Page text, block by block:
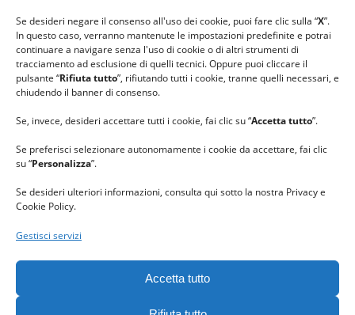
Se desideri negare il consenso all'uso dei cookie, puoi fare clic sulla “X”.
In questo caso, verranno mantenute le impostazioni predefinite e potrai
continuare a navigare senza l'uso di cookie o di altri strumenti di
tracciamento ad esclusione di quelli tecnici. Oppure puoi cliccare il
pulsante “Rifiuta tutto”, rifiutando tutti i cookie, tranne quelli necessari, e
chiudendo il banner di consenso.
Se, invece, desideri accettare tutti i cookie, fai clic su “Accetta tutto”.
Se preferisci selezionare autonomamente i cookie da accettare, fai clic
su “Personalizza”.
Se desideri ulteriori informazioni, consulta qui sotto la nostra Privacy e
Cookie Policy.
Gestisci servizi
Accetta tutto
#ilcaloredellempatia